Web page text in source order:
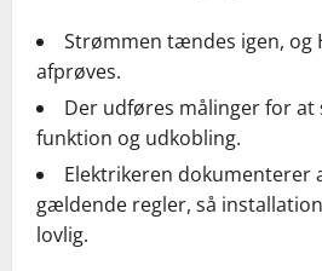
Strømmen tændes igen, og
afprøves.
Der udføres målinger for at
funktion og udkobling.
Elektrikeren dokumenterer
gældende regler, så
lovlig.